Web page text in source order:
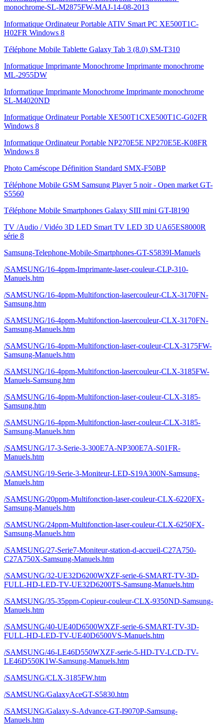
monochrome-SL-M2875FW-MAJ-14-08-2013
Informatique Ordinateur Portable ATIV Smart PC XE500T1C-
H02FR Windows 8
Téléphone Mobile Tablette Galaxy Tab 3 (8.0) SM-T310
Informatique Imprimante Monochrome Imprimante monochrome
ML-2955DW
Informatique Imprimante Monochrome Imprimante monochrome
SL-M4020ND
Informatique Ordinateur Portable XE500T1CXE500T1C-G02FR
Windows 8
Informatique Ordinateur Portable NP270E5E NP270E5E-K08FR
Windows 8
Photo Caméscope Définition Standard SMX-F50BP
Téléphone Mobile GSM Samsung Player 5 noir - Open market GT-
S5560
Téléphone Mobile Smartphones Galaxy SIII mini GT-I8190
TV /Audio / Vidéo 3D LED Smart TV LED 3D UA65ES8000R
série 8
Samsung-Telephone-Mobile-Smartphones-GT-S5839I-Manuels
/SAMSUNG/16-4ppm-Imprimante-laser-couleur-CLP-310-
Manuels.htm
/SAMSUNG/16-4ppm-Multifonction-lasercouleur-CLX-3170FN-
Samsung.htm
/SAMSUNG/16-4ppm-Multifonction-lasercouleur-CLX-3170FN-
Samsung-Manuels.htm
/SAMSUNG/16-4ppm-Multifonction-laser-couleur-CLX-3175FW-
Samsung-Manuels.htm
/SAMSUNG/16-4ppm-Multifonction-lasercouleur-CLX-3185FW-
Manuels-Samsung.htm
/SAMSUNG/16-4ppm-Multifonction-laser-couleur-CLX-3185-
Samsung.htm
/SAMSUNG/16-4ppm-Multifonction-laser-couleur-CLX-3185-
Samsung-Manuels.htm
/SAMSUNG/17-3-Serie-3-300E7A-NP300E7A-S01FR-
Manuels.htm
/SAMSUNG/19-Serie-3-Moniteur-LED-S19A300N-Samsung-
Manuels.htm
/SAMSUNG/20ppm-Multifonction-laser-couleur-CLX-6220FX-
Samsung-Manuels.htm
/SAMSUNG/24ppm-Multifonction-laser-couleur-CLX-6250FX-
Samsung-Manuels.htm
/SAMSUNG/27-Serie7-Moniteur-station-d-accueil-C27A750-
C27A750X-Samsung-Manuels.htm
/SAMSUNG/32-UE32D6200WXZF-serie-6-SMART-TV-3D-
FULL-HD-LED-TV-UE32D6200TS-Samsung-Manuels.htm
/SAMSUNG/35-35ppm-Copieur-couleur-CLX-9350ND-Samsung-
Manuels.htm
/SAMSUNG/40-UE40D6500WXZF-serie-6-SMART-TV-3D-
FULL-HD-LED-TV-UE40D6500VS-Manuels.htm
/SAMSUNG/46-LE46D550WXZF-serie-5-HD-TV-LCD-TV-
LE46D550K1W-Samsung-Manuels.htm
/SAMSUNG/CLX-3185FW.htm
/SAMSUNG/GalaxyAceGT-S5830.htm
/SAMSUNG/Galaxy-S-Advance-GT-I9070P-Samsung-
Manuels.htm